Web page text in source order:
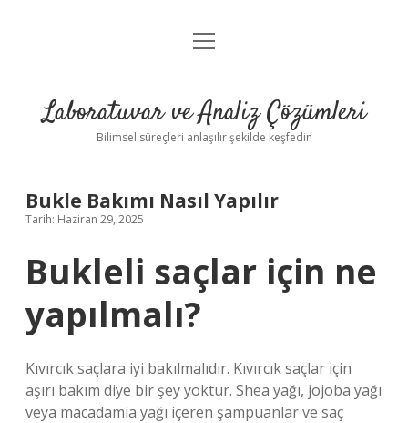
Anasayfa
Yasal Uyarı
menüyü
Laboratuvar ve Analiz Çözümleri
Bilimsel süreçleri anlaşılır şekilde keşfedin
Bukle Bakımı Nasıl Yapılır
Tarih: Haziran 29, 2025
Bukleli saçlar için ne
yapılmalı?
Kıvırcık saçlara iyi bakılmalıdır. Kıvırcık saçlar için
aşırı bakım diye bir şey yoktur. Shea yağı, jojoba yağı
veya macadamia yağı içeren şampuanlar ve saç